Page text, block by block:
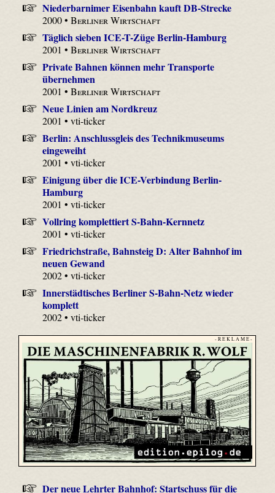
Niederbarnimer Eisenbahn kauft DB-Strecke
2000 •Berliner Wirtschaft
Täglich sieben ICE-T-Züge Berlin-Hamburg
2001 •Berliner Wirtschaft
Private Bahnen können mehr Transporte
übernehmen
2001 •Berliner Wirtschaft
Neue Linien am Nordkreuz
2001 • vti-ticker
Berlin: Anschlussgleis des Technikmuseums
eingeweiht
2001 • vti-ticker
Einigung über die ICE-Verbindung Berlin-
Hamburg
2001 • vti-ticker
Vollring komplettiert S-Bahn-Kernnetz
2001 • vti-ticker
Friedrichstraße, Bahnsteig D: Alter Bahnhof im
neuen Gewand
2002 • vti-ticker
Innerstädtisches Berliner S-Bahn-Netz wieder
komplett
2002 • vti-ticker
- R E K L A M E -
Der neue Lehrter Bahnhof: Startschuss für die